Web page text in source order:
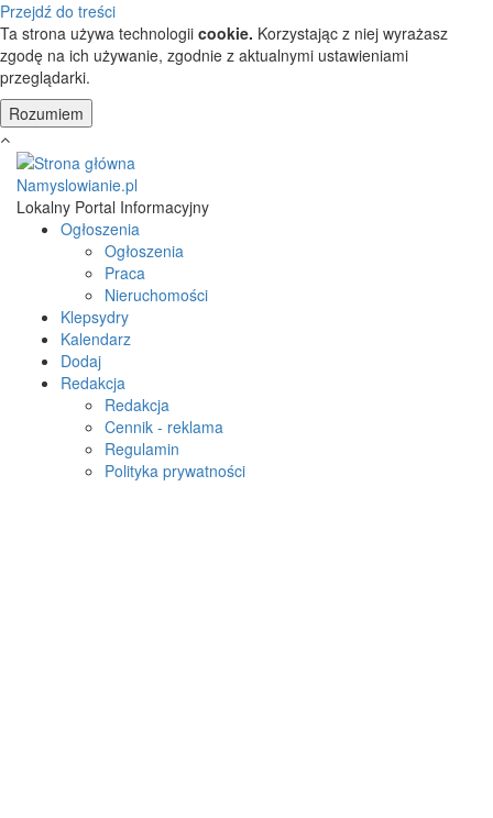
Przejdź do treści
Ta strona używa technologii cookie. Korzystając z niej wyrażasz
zgodę na ich używanie, zgodnie z aktualnymi ustawieniami
przeglądarki.
Namyslowianie.pl
Lokalny Portal Informacyjny
Ogłoszenia
Ogłoszenia
Praca
Nieruchomości
Klepsydry
Kalendarz
Dodaj
Redakcja
Redakcja
Cennik - reklama
Regulamin
Polityka prywatności